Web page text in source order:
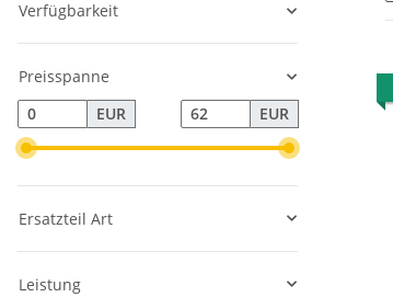
Verfügbarkeit
Preisspanne
EUR
EUR
Ersatzteil Art
Leistung